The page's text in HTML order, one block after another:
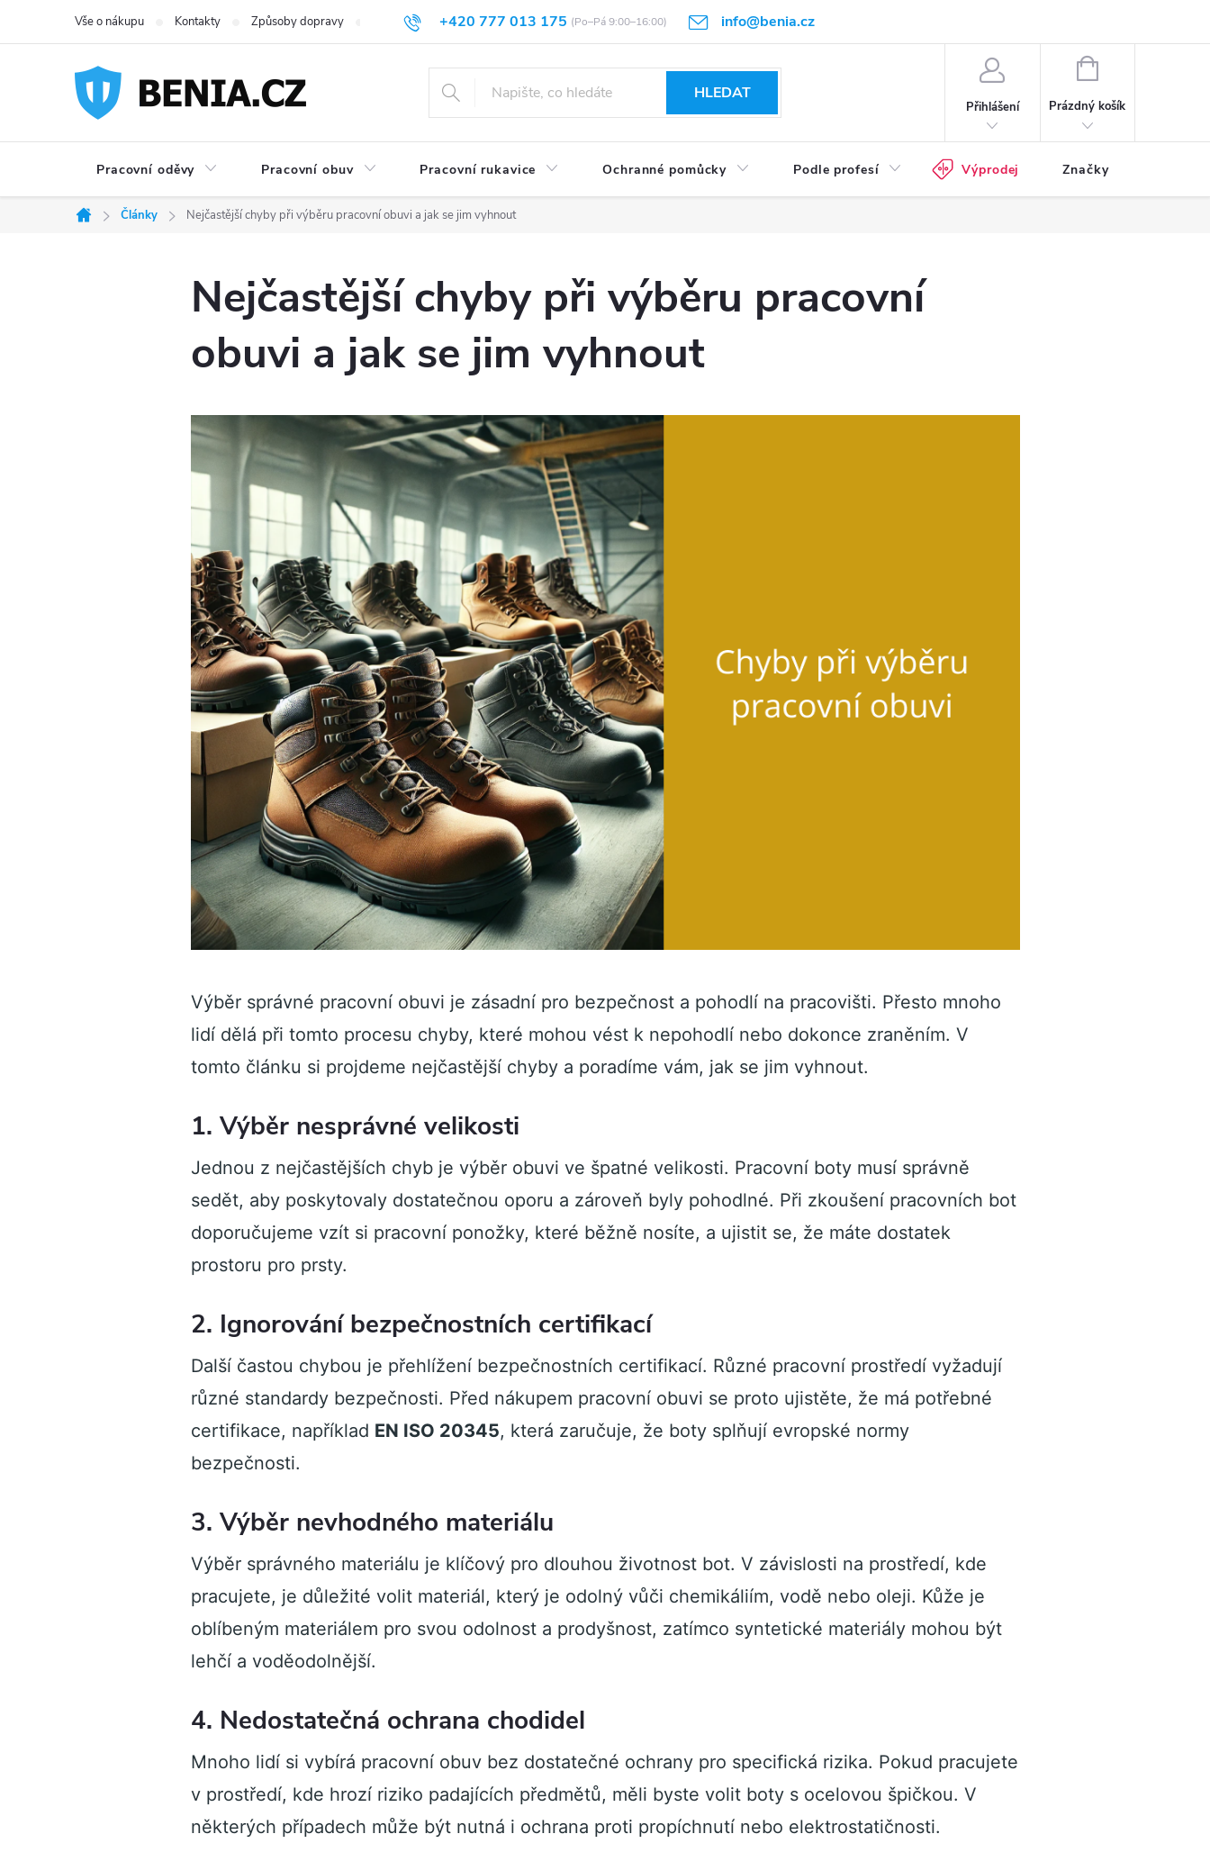
+420 777 013 175 info@benia.cz
Vše o nákupu Kontakty Způsoby dopravy Možnosti vrácení Velikostní tabulky Hodnocení obchodu Články
HLEDAT
Přihlášení
NÁKUPNÍ
Prázdný košík
Pracovní oděvy Pracovní obuv Pracovní rukavice Ochranné pomůcky Podle profesí Výprodej Značky
Domů
Články Nejčastější chyby při výběru pracovní obuvi a jak se jim vyhnout
Nejčastější chyby při výběru pracovní
obuvi a jak se jim vyhnout
Výběr správné pracovní obuvi je zásadní pro bezpečnost a pohodlí na pracovišti. Přesto mnoho
lidí dělá při tomto procesu chyby, které mohou vést k nepohodlí nebo dokonce zraněním. V
tomto článku si projdeme nejčastější chyby a poradíme vám, jak se jim vyhnout.
1. Výběr nesprávné velikosti
Jednou z nejčastějších chyb je výběr obuvi ve špatné velikosti. Pracovní boty musí správně
sedět, aby poskytovaly dostatečnou oporu a zároveň byly pohodlné. Při zkoušení pracovních bot
doporučujeme vzít si pracovní ponožky, které běžně nosíte, a ujistit se, že máte dostatek
prostoru pro prsty.
2. Ignorování bezpečnostních certifikací
Další častou chybou je přehlížení bezpečnostních certifikací. Různé pracovní prostředí vyžadují
různé standardy bezpečnosti. Před nákupem pracovní obuvi se proto ujistěte, že má potřebné
certifikace, například EN ISO 20345, která zaručuje, že boty splňují evropské normy
bezpečnosti.
3. Výběr nevhodného materiálu
Výběr správného materiálu je klíčový pro dlouhou životnost bot. V závislosti na prostředí, kde
pracujete, je důležité volit materiál, který je odolný vůči chemikáliím, vodě nebo oleji. Kůže je
oblíbeným materiálem pro svou odolnost a prodyšnost, zatímco syntetické materiály mohou být
lehčí a voděodolnější.
4. Nedostatečná ochrana chodidel
Mnoho lidí si vybírá pracovní obuv bez dostatečné ochrany pro specifická rizika. Pokud pracujete
v prostředí, kde hrozí riziko padajících předmětů, měli byste volit boty s ocelovou špičkou. V
některých případech může být nutná i ochrana proti propíchnutí nebo elektrostatičnosti.